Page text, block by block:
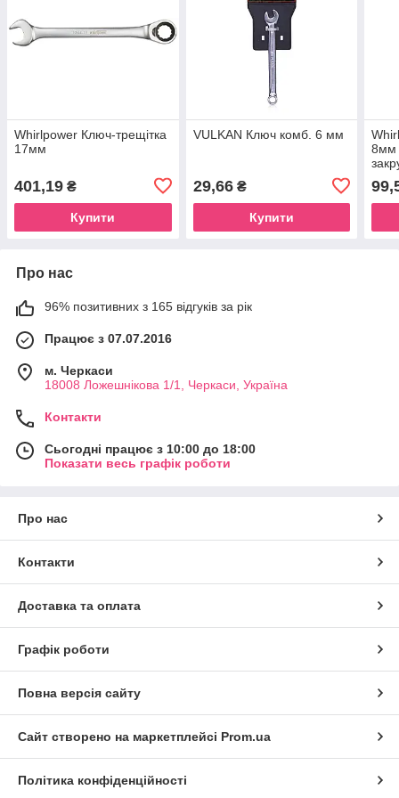
Whirlpower Ключ-трещітка
17мм
401,19 ₴
Купити
VULKAN Ключ комб. 6 мм
29,66₴
Купити
8мм
Про нас
96% позитивних з 165 відгуків за рік
Працює з 07.07.2016
м. Черкаси
18008 Ложешнікова 1/1, Черкаси, Україна
Контакти
Сьогодні працює з 10:00 до 18:00
Показати весь графік роботи
Про нас
Контакти
Доставка та оплата
Графік роботи
Повна версія сайту
Сайт створено на маркетплейсі Prom.ua
Політика конфіденційності